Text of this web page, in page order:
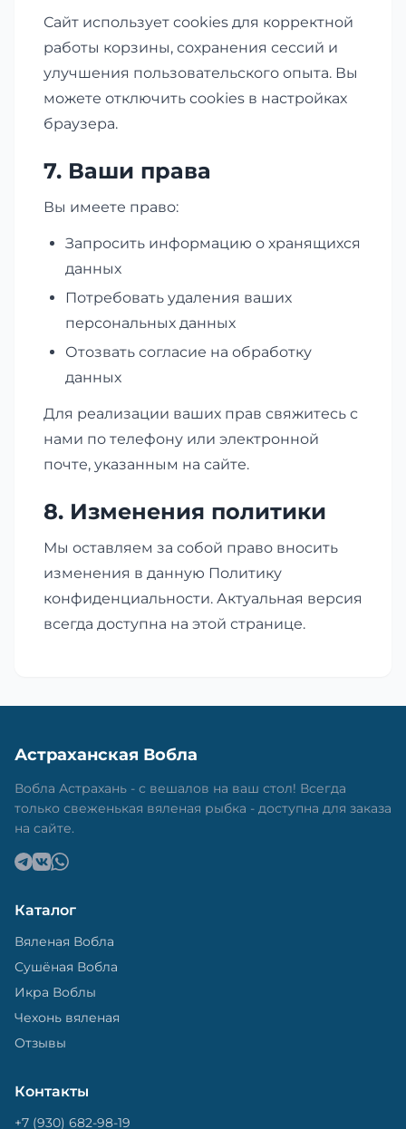
Сайт использует cookies для корректной
работы корзины, сохранения сессий и
улучшения пользовательского опыта. Вы
можете отключить cookies в настройках
браузера.
7. Ваши права
Вы имеете право:
Запросить информацию о хранящихся
данных
Потребовать удаления ваших
персональных данных
Отозвать согласие на обработку
данных
Для реализации ваших прав свяжитесь с
нами по телефону или электронной
почте, указанным на сайте.
8. Изменения политики
Мы оставляем за собой право вносить
изменения в данную Политику
конфиденциальности. Актуальная версия
всегда доступна на этой странице.
Астраханская Вобла
Вобла Астрахань - с вешалов на ваш стол! Всегда
только свеженькая вяленая рыбка - доступна для заказа
на сайте.
Каталог
Вяленая Вобла
Сушёная Вобла
Икра Воблы
Чехонь вяленая
Отзывы
Контакты
+7 (930) 682-98-19